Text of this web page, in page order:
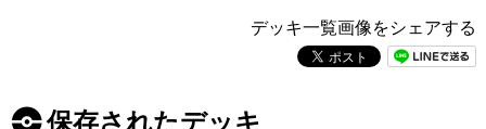
デッキ一覧画像をシェアする
保存されたデッキ